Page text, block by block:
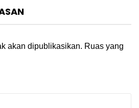
akan dipublikasikan. Ruas yang